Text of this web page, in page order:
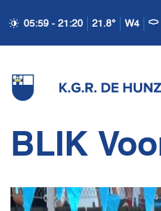
05:59 - 21:20 21.8° W4
BLIK